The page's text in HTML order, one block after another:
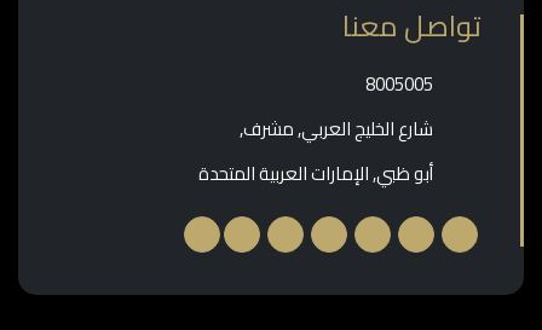
تواصل معنا
‎8005005‎
شارع الخليج العربي, مشرف,
أبو ظبي, الإمارات العربية المتحدة